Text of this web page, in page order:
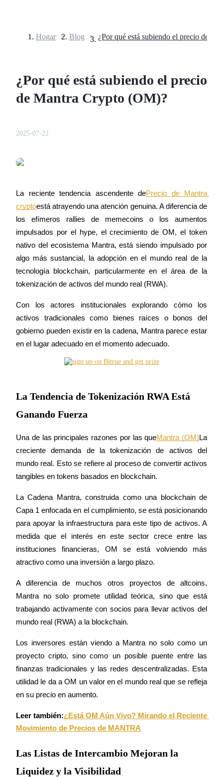
Futuros COIN-M
Futuros de criptomonedas
TradFi
primas
Futuros del USDC
Futuros que utilizan USDC como garantía
Únete a los mejores traders
Conviértete en un Trader de Copia
Hogar > Blog >
¿Por qué está subiendo el precio
de Mantra Crypto (OM)?
2025-07-22
La reciente tendencia ascendente dePrecio de Mantra
cryptoestá atrayendo una atención genuina. A diferencia de
los efímeros rallies de memecoins o los aumentos
impulsados por el hype, el crecimiento de OM, el token
nativo del ecosistema Mantra, está siendo impulsado por
algo más sustancial, la adopción en el mundo real de la
tecnología blockchain, particularmente en el área de la
tokenización de activos del mundo real (RWA).
Con los actores institucionales explorando cómo los
activos tradicionales como bienes raíces o bonos del
gobierno pueden existir en la cadena, Mantra parece estar
en el lugar adecuado en el momento adecuado.
La Tendencia de Tokenización RWA Está
Ganando Fuerza
Una de las principales razones por las queMantra (OM) La
creciente demanda de la tokenización de activos del
mundo real. Esto se refiere al proceso de convertir activos
tangibles en tokens basados en blockchain.
La Cadena Mantra, construida como una blockchain de
Capa 1 enfocada en el cumplimiento, se está posicionando
para apoyar la infraestructura para este tipo de activos. A
medida que el interés en este sector crece entre las
instituciones financieras, OM se está volviendo más
atractivo como una inversión a largo plazo.
A diferencia de muchos otros proyectos de altcoins,
Mantra no solo promete utilidad teórica, sino que está
trabajando activamente con socios para llevar activos del
mundo real (RWA) a la blockchain.
Los inversores están viendo a Mantra no solo como un
proyecto cripto, sino como un posible puente entre las
finanzas tradicionales y las redes descentralizadas. Esta
utilidad le da a OM un valor en el mundo real que se refleja
en su precio en aumento.
Leer también:¿Está OM Aún Vivo? Mirando el Reciente
Movimiento de Precios de MANTRA
Las Listas de Intercambio Mejoran la
Liquidez y la Visibilidad